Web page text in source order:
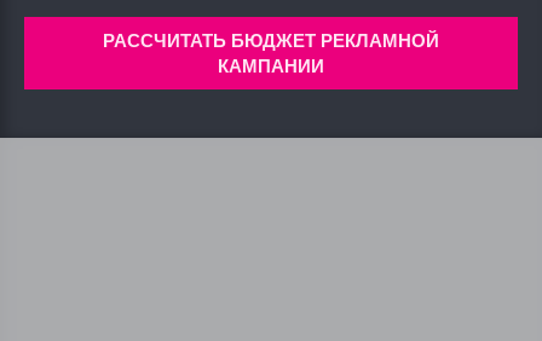
РАССЧИТАТЬ БЮДЖЕТ РЕКЛАМНОЙ
КАМПАНИИ